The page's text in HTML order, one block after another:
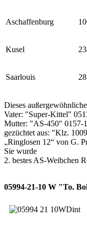
Aschaffenburg
Kusel
Saarlouis
Dieses
Vater: "Super-Kittel"
Mutter: "AS-450" 0157-
gezüchtet aus: "Klz.
„Ringlosen 12“ von G.
Sie wurde
2. bestes AS-Weibchen
05994-21-10 W "To.